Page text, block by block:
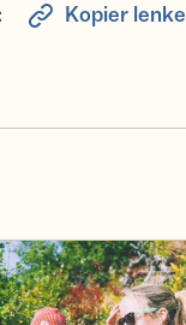
Kopier lenke